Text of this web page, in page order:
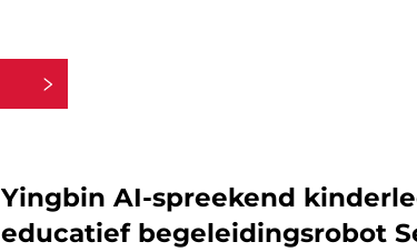
Yingbin AI-spreekend
educatief begeleidingsrobot